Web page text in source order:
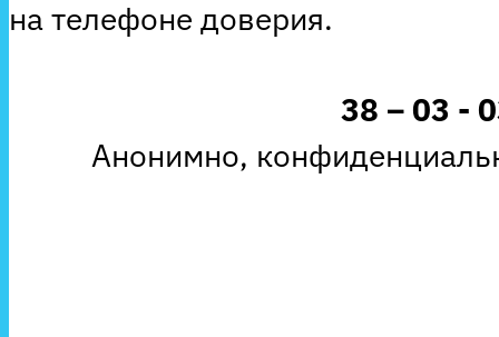
на телефоне доверия.
38 – 03 -
Анонимно,